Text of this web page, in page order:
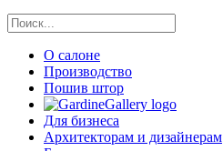
О салоне
Производство
Пошив штор
Для бизнеса
Архитекторам и дизайнерам